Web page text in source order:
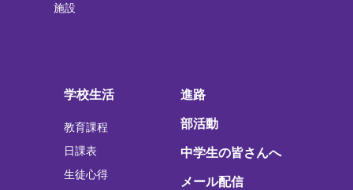
施設
学校生活
教育課程
日課表
生徒心得
進路
部活動
中学生の皆さんへ
メール配信